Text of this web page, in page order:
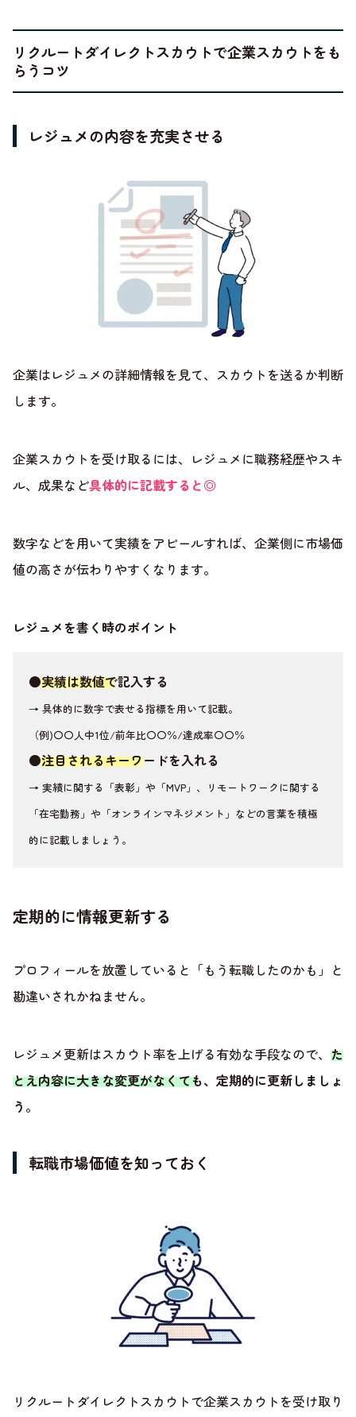
リクルートダイレクトスカウトで企業スカウトをも
らうコツ
レジュメの内容を充実させる
企業はレジュメの詳細情報を見て、スカウトを送るか判断
します。
企業スカウトを受け取るには、レジュメに職務経歴やスキ
ル、成果など具体的に記載すると◎
数字などを用いて実績をアピールすれば、企業側に市場価
値の高さが伝わりやすくなります。
レジュメを書く時のポイント
●実績は数値で記入する
→ 具体的に数字で表せる指標を用いて記載。
（例)〇〇人中1位/前年比〇〇％/達成率〇〇％
●注目されるキーワードを入れる
→ 実績に関する「表彰」や「MVP」、リモートワークに関する
「在宅勤務」や「オンラインマネジメント」などの言葉を積極
的に記載しましょう。
定期的に情報更新する
プロフィールを放置していると「もう転職したのかも」と
勘違いされかねません。
レジュメ更新はスカウト率を上げる有効な手段なので、 た
とえ内容に大きな変更がなくても、定期的に更新しましょ
う 。
転職市場価値を知っておく
リクルートダイレクトスカウトで企業スカウトを受け取り